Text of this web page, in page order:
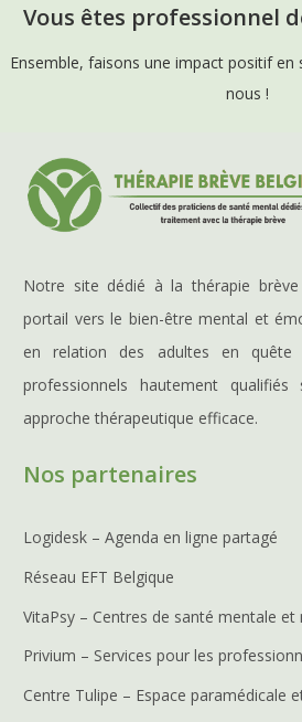
Vous êtes professionnel
Ensemble, faisons une impact positif en
nous !
Notre site dédié à la thérapie
portail vers le bien-être mental et
en relation des adultes en
professionnels hautement qualifiés
approche thérapeutique efficace.
Nos partenaires
Logidesk – Agenda en ligne partagé
Réseau EFT Belgique
VitaPsy – Centres de santé mentale et
Privium – Services pour les
Centre Tulipe – Espace paramédicale